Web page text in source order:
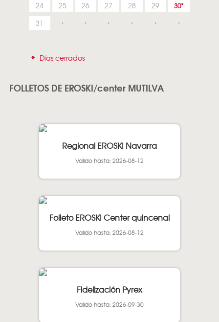
24 25 26 27 28 29 30
31
* Días cerrados
FOLLETOS DE EROSKI/center MUTILVA
Regional EROSKI Navarra
Valido hasta: 2026-08-12
Folleto EROSKI Center quincenal
Valido hasta: 2026-08-12
Fidelización Pyrex
Valido hasta: 2026-09-30